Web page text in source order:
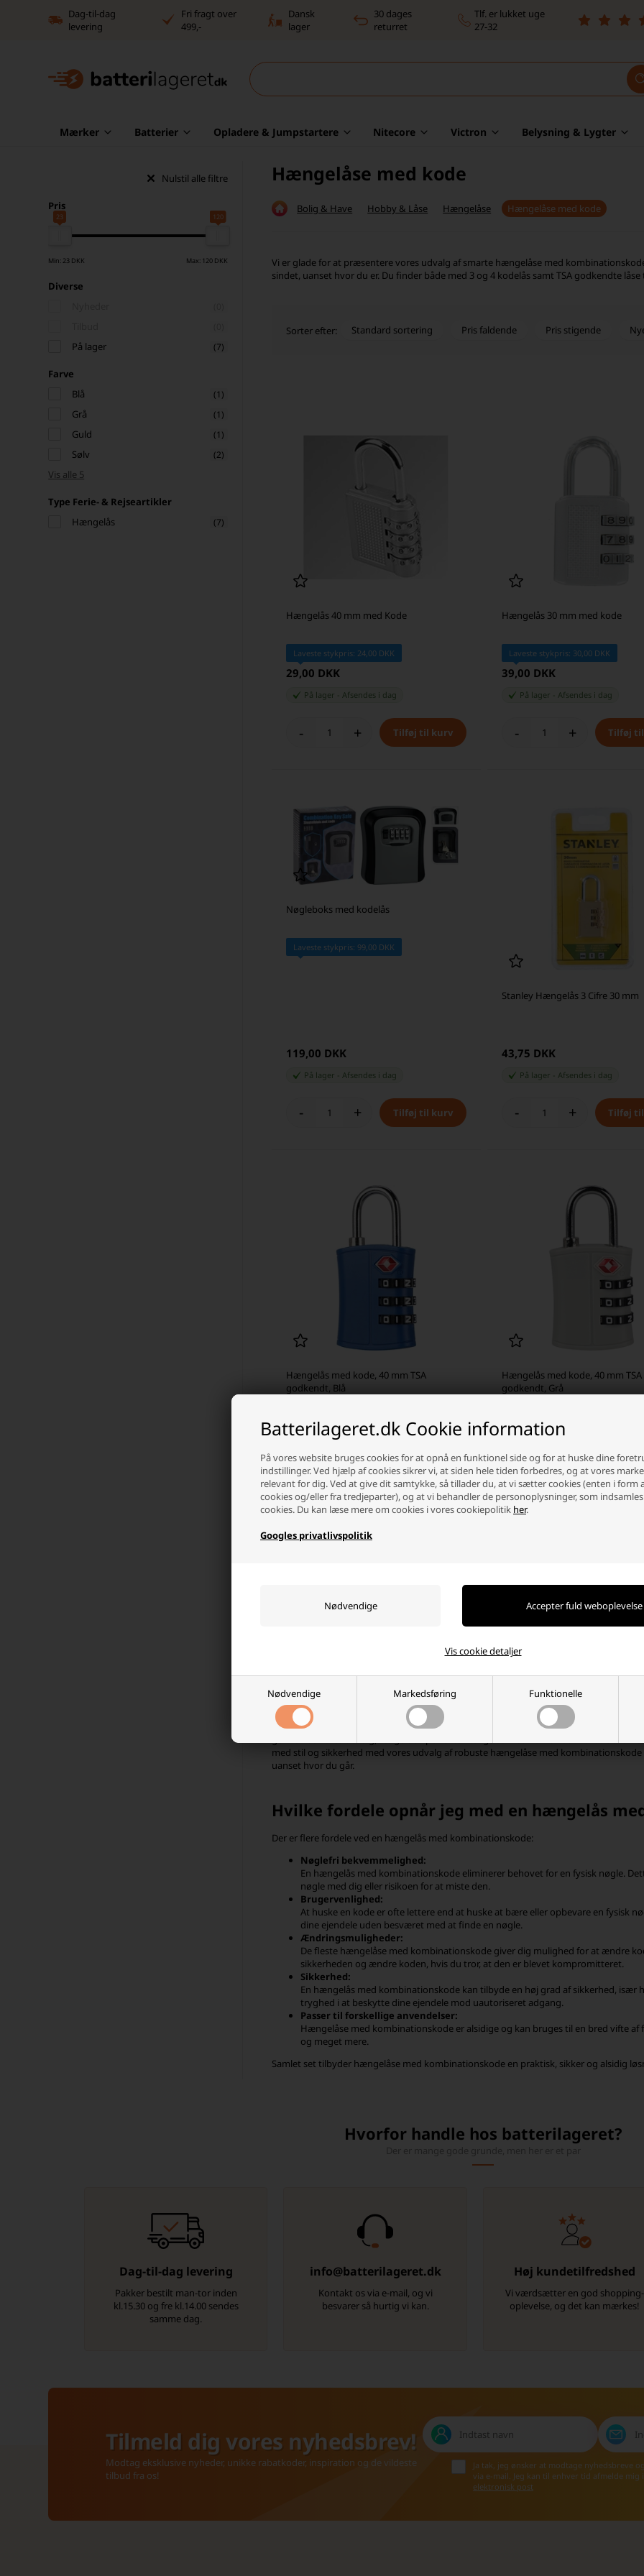
Batterilageret.dk Cookie information
På vores website bruges cookies for at opnå en funktionel side og for at huske dine
indstillinger. Ved hjælp af cookies sikrer vi, at siden hele tiden forbedres, og at vores
relevant for dig. Ved at give dit samtykke, så tillader du, at vi sætter cookies (enten i form
cookies og/eller fra tredjeparter), og at vi behandler de personoplysninger, som
cookies. Du kan læse mere om cookies i vores cookiepolitik her.
Googles privatlivspolitik
Nødvendige Markedsføring Funktionelle
Vis cookie detaljer
Dag-til-dag
levering
Fri fragt over
499,-
Dansk
lager
30 dages
returret
Tlf. er lukket uge
27-32
Mærker Batterier Opladere & Jumpstartere Nitecore Victron Belysning & Lygter
Nulstil alle filtre
Pris
23 120
Min: 23 DKK Max: 120 DKK
Diverse
På lager (7)
Farve
Blå
(1)
Grå (1)
Guld (1)
Sølv (2)
Vis alle 5
Type Ferie- & Rejseartikler
Hængelås
(7)
Hængelåse med kode
Bolig & Have Hobby & Låse Hængelåse Hængelåse med kode
Vi er glade for at præsentere vores udvalg af smarte hængelåse med
sindet, uanset hvor du er. Du finder både med 3 og 4 kodelås samt TSA godkendte
Sorter efter: Standard sortering Pris faldende Pris stigende
Hængelås 40 mm med Kode
Laveste stykpris: 24,00 DKK
29,00 DKK
På lager -Afsendes i dag
- +
Hængelås 30 mm med kode
Laveste stykpris: 30,00 DKK
39,00 DKK
På lager Afsendes i dag
- +
Nøgleboks med kodelås
Laveste stykpris: 99,00 DKK
119,00 DKK
På lager Afsendes i dag
- +
Stanley Hængelås 3 Cifre 30 mm
43,75 DKK
På lager Afsendes i dag
- +
Hængelås med kode, 40 mm TSA
godkendt, Blå
40,00 DKK
På lager-Afsendesi dag
- +
Hængelås med kode, 40 mm TSA
godkendt, Grå
40,00 DKK
På lager- Afsendesi dag
- +
Sikkerhed med robuste og smarte
For dig, der søger pålidelig sikkerhed til dine værdigenstande, tilbyder vi robuste
modstå de hårde påvirkninger fra daglig brug og er ideelle til alt fra bagage til skabe
Men vores sortiment stopper ikke der. Vi er også glade for at tilbyde TSA-godkendte
især til og fra USA. Disse hængelåse er specielt designet til at imødekomme
TSA-personale på lufthavne har specifikke nøgler og procedurer til at åbne og
sikkerhed, vel vidende at dine ejendele forbliver beskyttet, mens de stadig er
Uanset om du er en hyppig rejsende eller bare vil sikre dine ejendele derhjemme,
gennemse vores udvalg, vælge den perfekte hængelås med kombinationskode til
med stil og sikkerhed med vores udvalg af robuste hængelåse med
uanset hvor du går.
Hvilke fordele opnår jeg med en hængelås
Der er flere fordele ved en hængelås med kombinationskode:
Nøglefri bekvemmelighed:
En hængelås med kombinationskode eliminerer behovet for en fysisk nøgle.
nøgle med dig eller risikoen for at miste den.
Brugervenlighed:
At huske en kode er ofte lettere end at huske at bære eller opbevare en fysisk
dine ejendele uden besværet med at finde en nøgle.
Ændringsmuligheder:
De fleste hængelåse med kombinationskode giver dig mulighed for at ændre
sikkerheden og ændre koden, hvis du tror, at den er blevet kompromitteret.
Sikkerhed:
En hængelås med kombinationskode kan tilbyde en høj grad af sikkerhed,
tryghed i at beskytte dine ejendele mod uautoriseret adgang.
Passer til forskellige anvendelser:
Hængelåse med kombinationskode er alsidige og kan bruges til en bred vifte
og meget mere.
Samlet set tilbyder hængelåse med kombinationskode en praktisk, sikker og alsidig
Hvorfor handle hos batterilageret?
Dag-til-dag levering
Pakker bestilt man-tor inden
kl.15.30 og fre kl.14.00 sendes
samme dag.
info@batterilageret.dk
Kontakt os via e-mail, og vi
besvarer så hurtig vi kan.
Høj kundetilfredshed
Vi værdsætter en god shopping-
oplevelse, og det kan mærkes!
Tilmeld dig vores nyhedsbrev!
Modtag eksklusive nyheder, unikke rabatkoder, inspiration og de vildeste
tilbud fra os!
Ja tak, jeg ønsker at modtage nyhedsbreve
via e-mail. Jeg kan til enhver tid afmelde mig
elektronisk post